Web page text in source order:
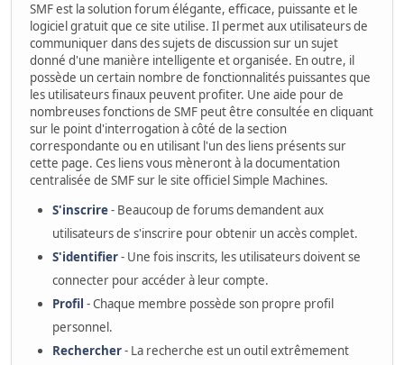
SMF est la solution forum élégante, efficace, puissante et le
logiciel gratuit que ce site utilise. Il permet aux utilisateurs de
communiquer dans des sujets de discussion sur un sujet
donné d'une manière intelligente et organisée. En outre, il
possède un certain nombre de fonctionnalités puissantes que
les utilisateurs finaux peuvent profiter. Une aide pour de
nombreuses fonctions de SMF peut être consultée en cliquant
sur le point d'interrogation à côté de la section
correspondante ou en utilisant l'un des liens présents sur
cette page. Ces liens vous mèneront à la documentation
centralisée de SMF sur le site officiel Simple Machines.
S'inscrire- Beaucoup de forums demandent aux
utilisateurs de s'inscrire pour obtenir un accès complet.
S'identifier- Une fois inscrits, les utilisateurs doivent se
connecter pour accéder à leur compte.
Profil - Chaque membre possède son propre profil
personnel.
Rechercher- La recherche est un outil extrêmement